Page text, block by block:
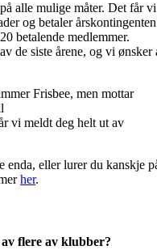
alle mulige måter. Det får vi
og betaler
betalende medlemmer.
de siste årene, og vi ønsker
Frisbee, men mottar
vi meldt deg helt ut av
enda, eller lurer du kanskje
her.
flere av klubber?